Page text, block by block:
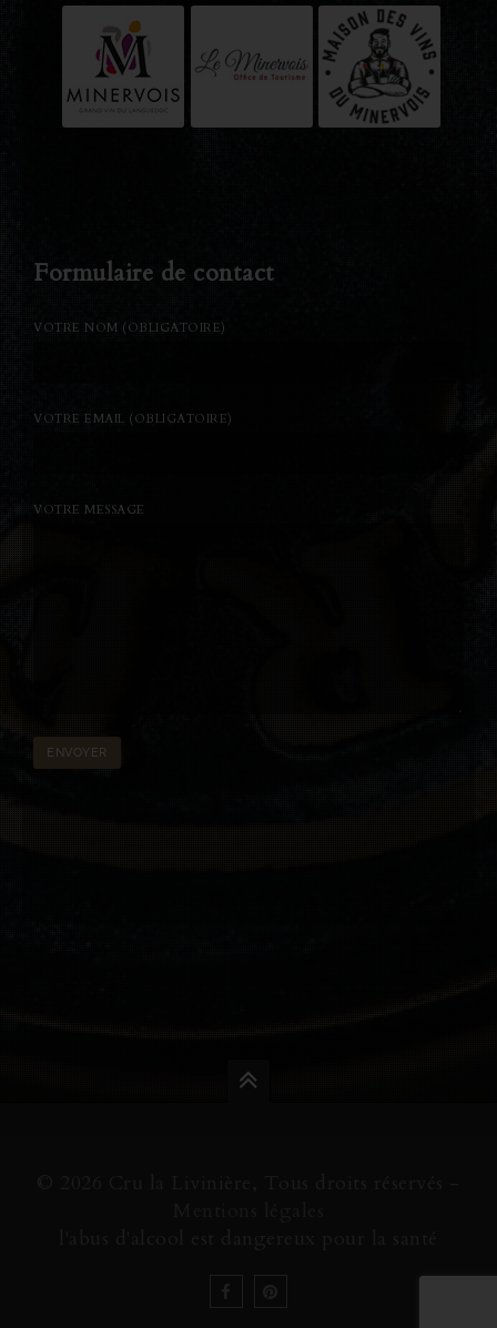
Formulaire de contact
VOTRE NOM (OBLIGATOIRE)
VOTRE EMAIL (OBLIGATOIRE)
VOTRE MESSAGE